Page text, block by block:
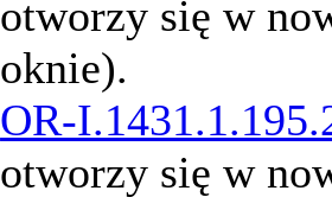
otworzy się w
oknie).
OR-
otworzy się w